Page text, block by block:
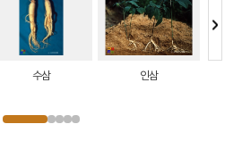
수삼 인삼